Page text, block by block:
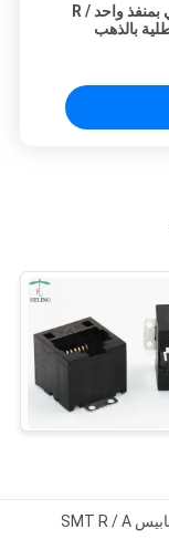
منفذ SMT RJ45 المحمي بمنفذ واحد R /
1 ميناء وحدات موصل RJ45 أنثى شبكة جاك 8 دبابيس SMT R / A